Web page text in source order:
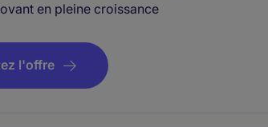
en pleine croissance
l'offre